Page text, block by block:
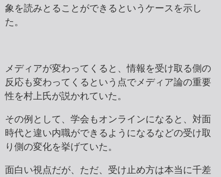
象を読みとることができるというケースを示し
た。
メディアが変わってくると、情報を受け取る側の
反応も変わってくるという点でメディア論の重要
性を村上氏が説かれていた。
その例として、学会もオンラインになると、対面
時代と違い内職ができるようになるなどの受け取
り側の変化を挙げていた。
面白い視点だが、ただ、受け止め方は本当に千差